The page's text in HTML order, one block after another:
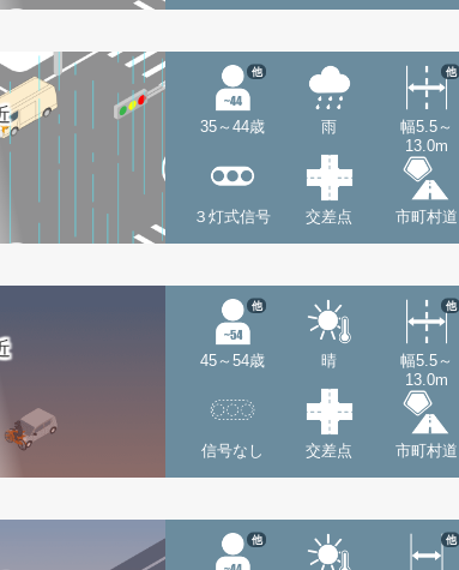
35～44歳
他
雨
幅5.5～
13.0m
他
３灯式信号 交差点 市町村道
45～54歳
他
晴
幅5.5～
13.0m
他
信号なし 交差点 市町村道
他 他